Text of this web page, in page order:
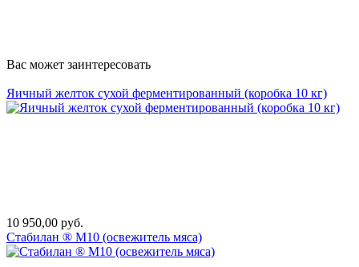
Вас может заинтересовать
Яичный желток сухой ферментированный (коробка 10 кг)
10 950,00 руб.
Стабилан ® М10 (освежитель мяса)